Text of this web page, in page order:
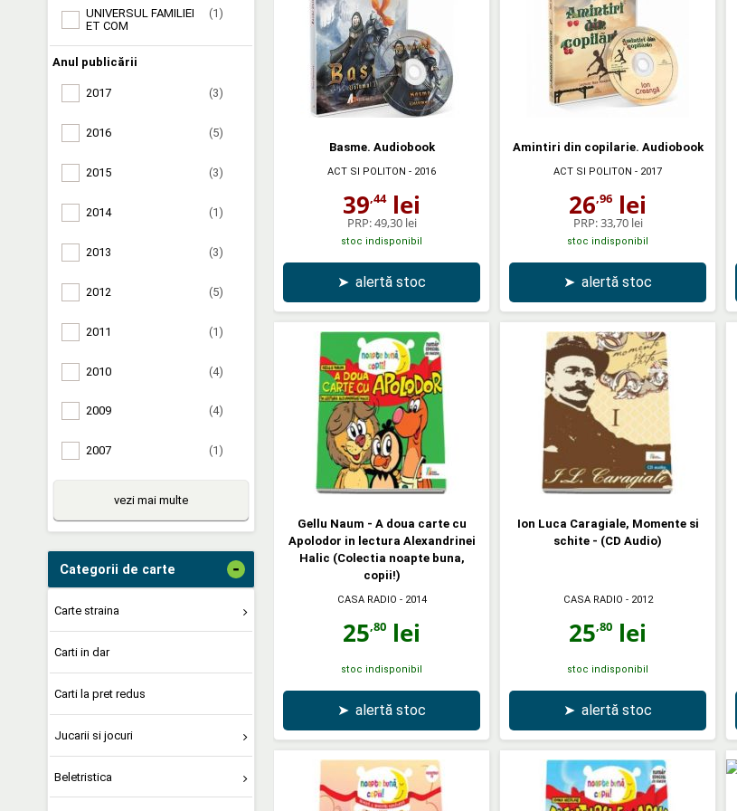
UNIVERSUL FAMILIEI
ET COM
(1)
Anul publicării
2017 (3)
2016 (5)
2015 (3)
2014 (1)
2013 (3)
2012 (5)
2011 (1)
2010 (4)
2009 (4)
2007 (1)
vezi mai multe
Categorii de carte -
Carte straina
Carti in dar
Carti la pret redus
Jucarii si jocuri
Beletristica
Basme. Audiobook
ACT SI POLITON - 2016
39,44lei
PRP:49,30 lei
stoc indisponibil
➤ alertă stoc
Amintiri din copilarie. Audiobook
ACT SI POLITON - 2017
26,96 lei
PRP:33,70 lei
stoc indisponibil
➤ alertă stoc
Gellu Naum - A doua carte cu
Apolodor in lectura Alexandrinei
Halic (Colectia noapte buna,
copii!)
CASA RADIO - 2014
25,80 lei
stoc indisponibil
➤ alertă stoc
Ion Luca Caragiale, Momente si
schite - (CD Audio)
CASA RADIO - 2012
25,80 lei
stoc indisponibil
➤ alertă stoc